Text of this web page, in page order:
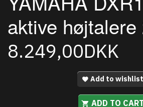
aktive
8.249,00DKK
Add to wishlist
ADD TO CART